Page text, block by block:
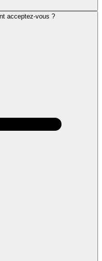
acceptez-vous ?